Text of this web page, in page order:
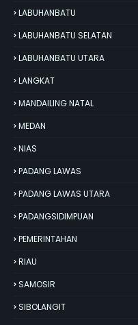
LABUHANBATU
LABUHANBATU SELATAN
LABUHANBATU UTARA
LANGKAT
MANDAILING NATAL
MEDAN
NIAS
PADANG LAWAS
PADANG LAWAS UTARA
PADANGSIDIMPUAN
PEMERINTAHAN
RIAU
SAMOSIR
SIBOLANGIT